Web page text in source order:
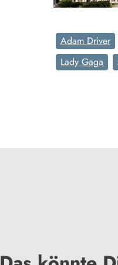
Adam Driver
Lady Gaga